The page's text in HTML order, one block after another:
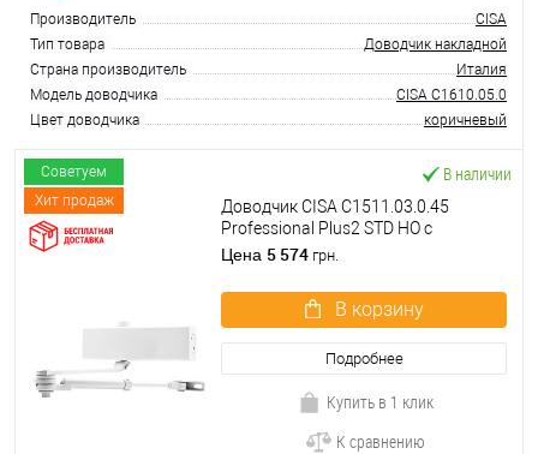
Производитель
CISA
Тип товара
Доводчик накладной
Страна производитель
Италия
Модель доводчика
CISA C1610.05.0
Цвет доводчика
коричневый
Советуем
Хит продаж
В наличии
Доводчик CISA C1511.03.0.45
Professional Plus2 STD HO с
фиксацией до 80 кг белый
Цена 5 574 грн.
В корзину
Подробнее
Купить в 1 клик
К сравнению